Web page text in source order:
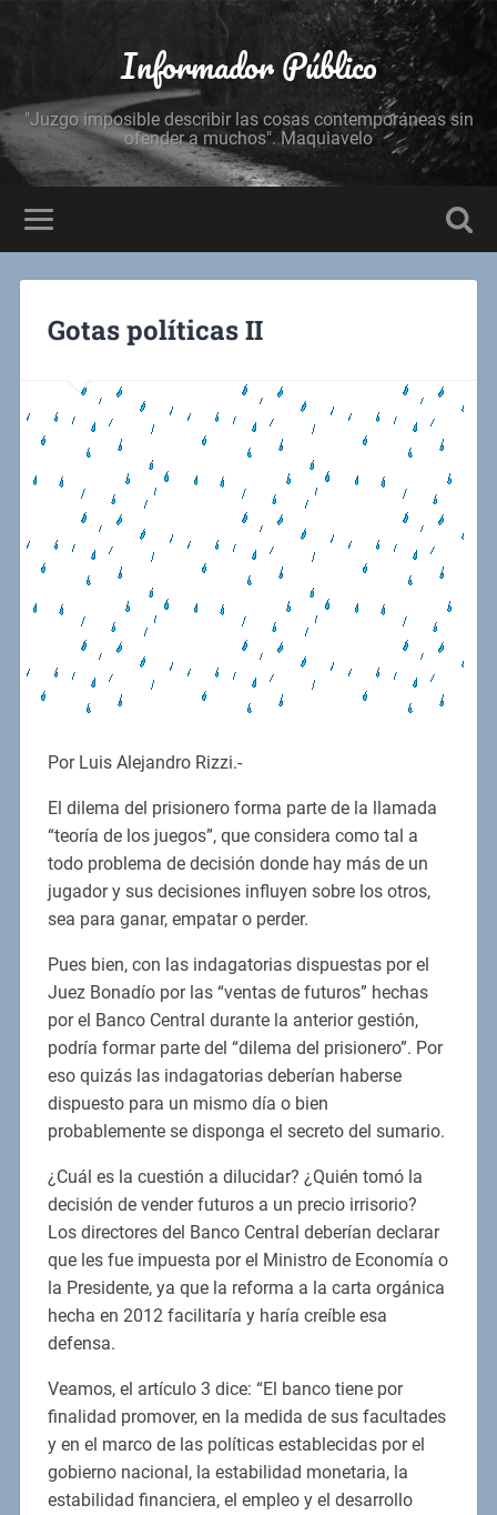
Informador Público
"Juzgo imposible describir las cosas contemporáneas sin
ofender a muchos". Maquiavelo
Gotas políticas II
Por Luis Alejandro Rizzi.-
El dilema del prisionero forma parte de la llamada
“teoría de los juegos”, que considera como tal a
todo problema de decisión donde hay más de un
jugador y sus decisiones influyen sobre los otros,
sea para ganar, empatar o perder.
Pues bien, con las indagatorias dispuestas por el
Juez Bonadío por las “ventas de futuros” hechas
por el Banco Central durante la anterior gestión,
podría formar parte del “dilema del prisionero”. Por
eso quizás las indagatorias deberían haberse
dispuesto para un mismo día o bien
probablemente se disponga el secreto del sumario.
¿Cuál es la cuestión a dilucidar? ¿Quién tomó la
decisión de vender futuros a un precio irrisorio?
Los directores del Banco Central deberían declarar
que les fue impuesta por el Ministro de Economía o
la Presidente, ya que la reforma a la carta orgánica
hecha en 2012 facilitaría y haría creíble esa
defensa.
Veamos, el artículo 3 dice: “El banco tiene por
finalidad promover, en la medida de sus facultades
y en el marco de las políticas establecidas por el
gobierno nacional, la estabilidad monetaria, la
estabilidad financiera, el empleo y el desarrollo